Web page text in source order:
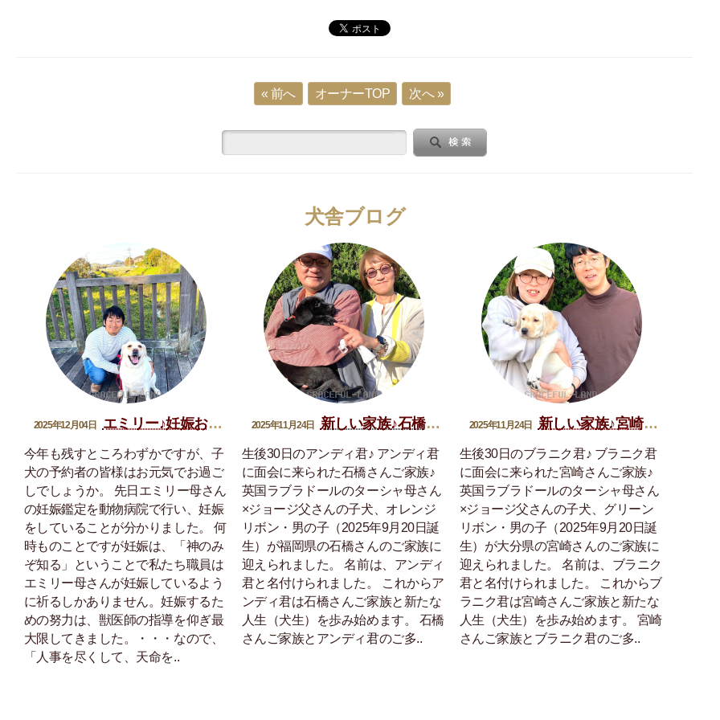
« 前へ オーナーTOP 次へ »
犬舎ブログ
2025年12月04日 エミリー♪妊娠おめでとう
今年も残すところわずかですが、子
犬の予約者の皆様はお元気でお過ご
しでしょうか。 先日エミリー母さん
の妊娠鑑定を動物病院で行い、妊娠
をしていることが分かりました。 何
時ものことですが妊娠は、「神のみ
ぞ知る」ということで私たち職員は
エミリー母さんが妊娠しているよう
に祈るしかありません。妊娠するた
めの努力は、獣医師の指導を仰ぎ最
大限してきました。・・・なので、
「人事を尽くして、天命を..
2025年11月24日 新しい家族♪石橋アンディ君
生後30日のアンディ君♪ アンディ君
に面会に来られた石橋さんご家族♪
英国ラブラドールのターシャ母さん
×ジョージ父さんの子犬、オレンジ
リボン・男の子（2025年9月20日誕
生）が福岡県の石橋さんのご家族に
迎えられました。 名前は、アンディ
君と名付けられました。 これからア
ンディ君は石橋さんご家族と新たな
人生（犬生）を歩み始めます。 石橋
さんご家族とアンディ君のご多..
2025年11月24日 新しい家族♪宮崎ブラニク君
生後30日のブラニク君♪ ブラニク君
に面会に来られた宮崎さんご家族♪
英国ラブラドールのターシャ母さん
×ジョージ父さんの子犬、グリーン
リボン・男の子（2025年9月20日誕
生）が大分県の宮崎さんのご家族に
迎えられました。 名前は、ブラニク
君と名付けられました。 これからブ
ラニク君は宮崎さんご家族と新たな
人生（犬生）を歩み始めます。 宮崎
さんご家族とブラニク君のご多..